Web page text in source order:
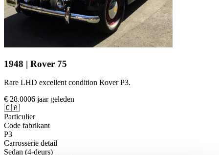
1948 | Rover 75
Rare LHD excellent condition Rover P3.
€ 28.0006 jaar geleden
🇨🇦
Particulier
Code fabrikant
P3
Carrosserie detail
Sedan (4-deurs)